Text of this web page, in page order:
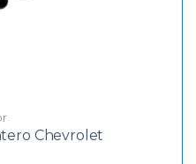
Chevrolet